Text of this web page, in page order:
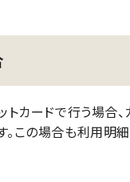
トカードで行う場合
この場合も利用明